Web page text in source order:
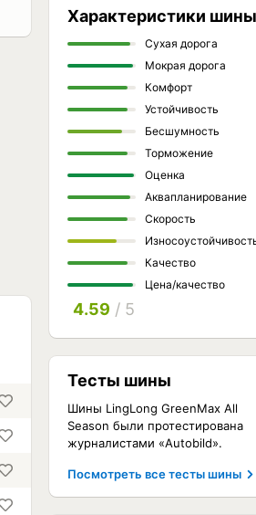
Характеристики шины
Сухая дорога
Мокрая дорога
Комфорт
Устойчивость
Бесшумность
Торможение
Оценка
Аквапланирование
Скорость
Качество
Цена/качество
4.59 / 5
Тесты шины
Шины LingLong GreenMax All
Season были протестирована
журналистами «Autobild».
Посмотреть все тесты шины